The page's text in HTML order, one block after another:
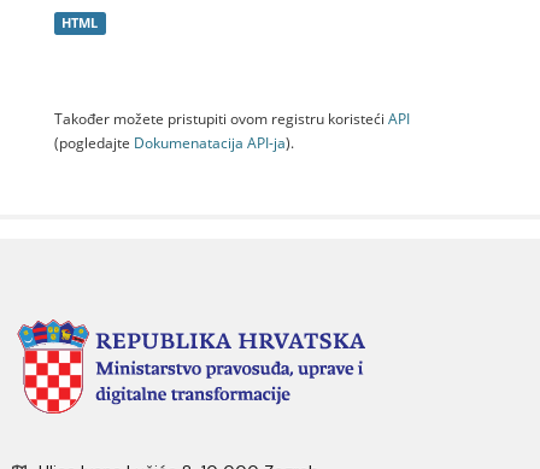
HTML
Također možete pristupiti ovom registru koristeći API
(pogledajte Dokumenаtаcijа API-jа).